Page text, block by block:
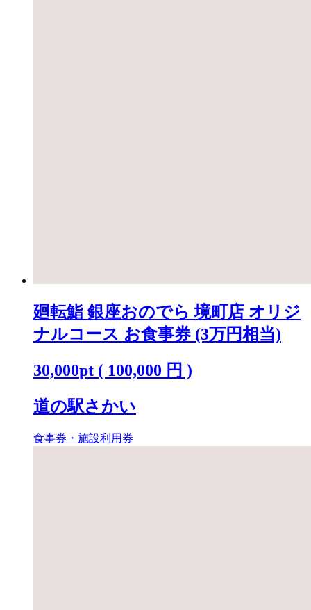
廻転鮨 銀座おのでら 境町店 オリジ
ナルコース お食事券 (3万円相当)
30,000pt ( 100,000 円 )
道の駅さかい
食事券・施設利用券